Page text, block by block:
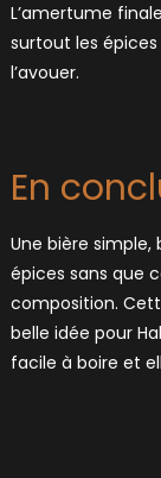
L’amertume
surtout les
l’avouer.
En
Une bière simple,
épices sans que
composition.
belle idée pour
facile à boire et